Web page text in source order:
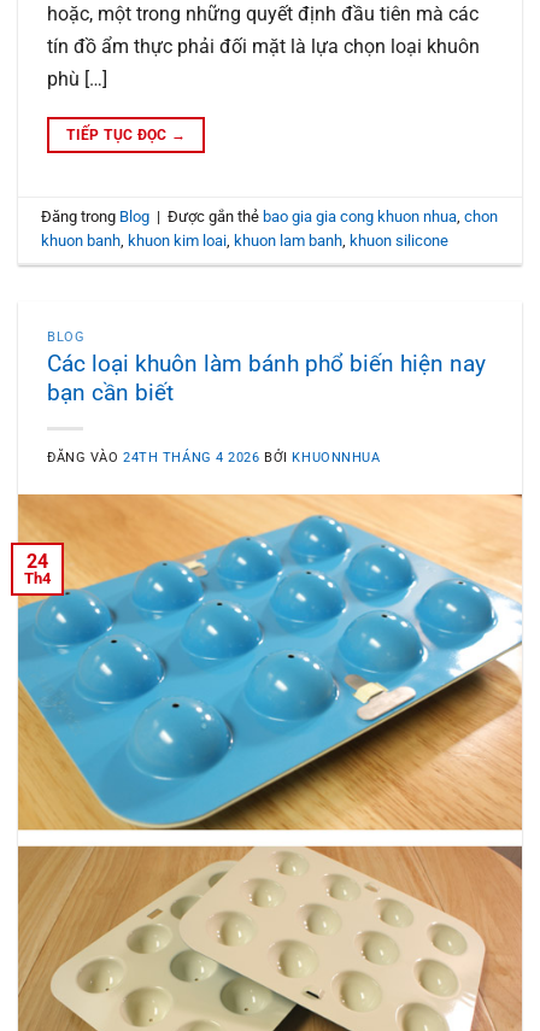
hoặc, một trong những quyết định đầu tiên mà các
tín đồ ẩm thực phải đối mặt là lựa chọn loại khuôn
phù […]
TIẾP TỤC ĐỌC →
Đăng trong Blog | Được gắn thẻ bao gia gia cong khuon nhua ,chon
khuon banh khuon kim loai khuon lam banh khuon silicone
BLOG
Các loại khuôn làm bánh phổ biến hiện nay
bạn cần biết
ĐĂNG VÀO24TH THÁNG 4 2026 BỞI KHUONNHUA
24
Th4